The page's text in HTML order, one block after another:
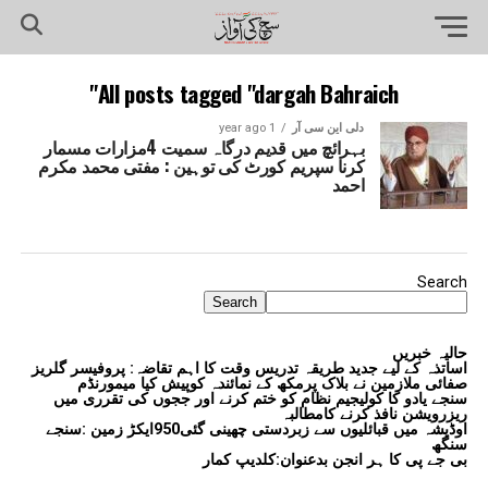
All posts tagged "dargah Bahraich"
دلی این سی آر 1 year ago
بہرائچ میں قدیم درگاہ سمیت 4مزارات مسمار
کرنا سپریم کورٹ کی توہین : مفتی محمد مکرم
احمد
Search
Search
حالیہ خبریں
اساتذہ کے لیے جدید طریقہ تدریس وقت کا اہم تقاضہ: پروفیسر گلریز
صفائی ملازمین نے بلاک پرمکھ کے نمائندہ کوپیش کیا میمورنڈم
سنجے یادو کا کولیجیم نظام کو ختم کرنے اور ججوں کی تقرری میں
ریزرویشن نافذ کرنے کامطالبہ
اوڈیشہ میں قبائلیوں سے زبردستی چھینی گئی950ایکڑ زمین :سنجے
سنگھ
بی جے پی کا ہر انجن بدعنوان:کلدیپ کمار